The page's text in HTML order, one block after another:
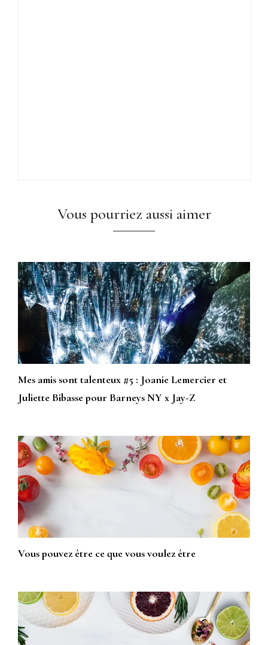
Vous pourriez aussi aimer
Mes amis sont talenteux #5 : Joanie Lemercier et
Juliette Bibasse pour Barneys NY x Jay-Z
Vous pouvez être ce que vous voulez être